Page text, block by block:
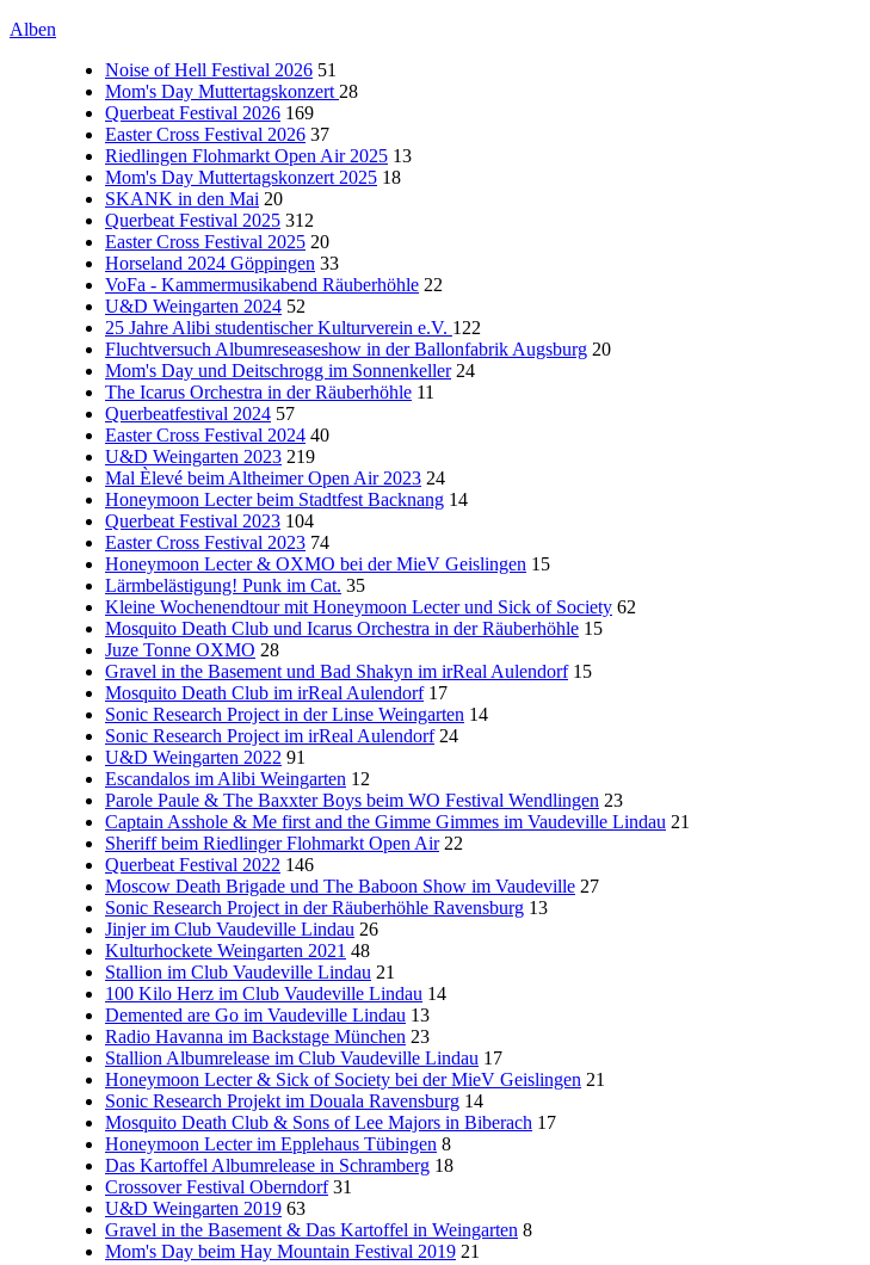
Alben
Noise of Hell Festival 2026 51
Mom's Day Muttertagskonzert 28
Querbeat Festival 2026 169
Easter Cross Festival 2026 37
Riedlingen Flohmarkt Open Air 2025 13
Mom's Day Muttertagskonzert 2025 18
SKANK in den Mai 20
Querbeat Festival 2025 312
Easter Cross Festival 2025 20
Horseland 2024 Göppingen 33
VoFa - Kammermusikabend Räuberhöhle 22
U&D Weingarten 2024 52
25 Jahre Alibi studentischer Kulturverein e.V. 122
Fluchtversuch Albumreseaseshow in der Ballonfabrik Augsburg 20
Mom's Day und Deitschrogg im Sonnenkeller 24
The Icarus Orchestra in der Räuberhöhle 11
Querbeatfestival 2024 57
Easter Cross Festival 2024 40
U&D Weingarten 2023 219
Mal Èlevé beim Altheimer Open Air 2023 24
Honeymoon Lecter beim Stadtfest Backnang 14
Querbeat Festival 2023 104
Easter Cross Festival 2023 74
Honeymoon Lecter & OXMO bei der MieV Geislingen 15
Lärmbelästigung! Punk im Cat. 35
Kleine Wochenendtour mit Honeymoon Lecter und Sick of Society 62
Mosquito Death Club und Icarus Orchestra in der Räuberhöhle 15
Juze Tonne OXMO 28
Gravel in the Basement und Bad Shakyn im irReal Aulendorf 15
Mosquito Death Club im irReal Aulendorf 17
Sonic Research Project in der Linse Weingarten 14
Sonic Research Project im irReal Aulendorf 24
U&D Weingarten 2022 91
Escandalos im Alibi Weingarten 12
Parole Paule & The Baxxter Boys beim WO Festival Wendlingen 23
Captain Asshole & Me first and the Gimme Gimmes im Vaudeville Lindau 21
Sheriff beim Riedlinger Flohmarkt Open Air 22
Querbeat Festival 2022 146
Moscow Death Brigade und The Baboon Show im Vaudeville 27
Sonic Research Project in der Räuberhöhle Ravensburg 13
Jinjer im Club Vaudeville Lindau 26
Kulturhockete Weingarten 2021 48
Stallion im Club Vaudeville Lindau 21
100 Kilo Herz im Club Vaudeville Lindau 14
Demented are Go im Vaudeville Lindau 13
Radio Havanna im Backstage München 23
Stallion Albumrelease im Club Vaudeville Lindau 17
Honeymoon Lecter & Sick of Society bei der MieV Geislingen 21
Sonic Research Projekt im Douala Ravensburg 14
Mosquito Death Club & Sons of Lee Majors in Biberach 17
Honeymoon Lecter im Epplehaus Tübingen 8
Das Kartoffel Albumrelease in Schramberg 18
Crossover Festival Oberndorf 31
U&D Weingarten 2019 63
Gravel in the Basement & Das Kartoffel in Weingarten 8
Mom's Day beim Hay Mountain Festival 2019 21